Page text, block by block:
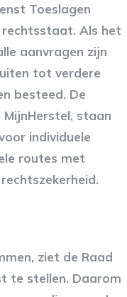
Toeslagen
Als het
aanvragen zijn
tot verdere
besteed. De
staan
individuele
routes met
ziet de Raad
te stellen. Daarom